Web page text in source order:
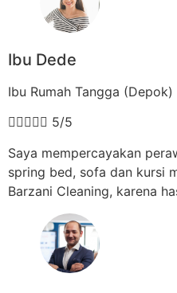
Ibu Dede
Ibu Rumah Tangga (Depok)
 5/5
Saya mempercayakan
spring bed, sofa dan kursi
Barzani Cleaning, karena